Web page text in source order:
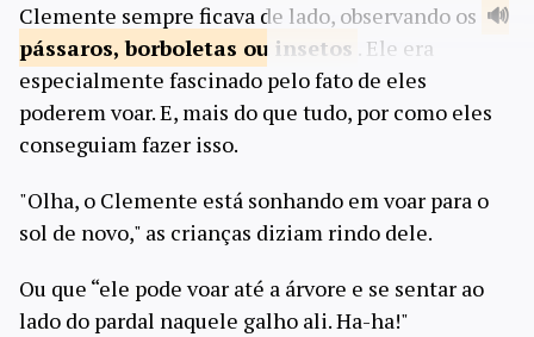
Clemente sempre ficava de lado, observando os
pássaros, borboletas ou insetos . Ele era
especialmente fascinado pelo fato de eles
poderem voar. E, mais do que tudo, por como eles
conseguiam fazer isso.
"Olha, o Clemente está sonhando em voar para o
sol de novo," as crianças diziam rindo dele.
Ou que “ele pode voar até a árvore e se sentar ao
lado do pardal naquele galho ali. Ha-ha!"